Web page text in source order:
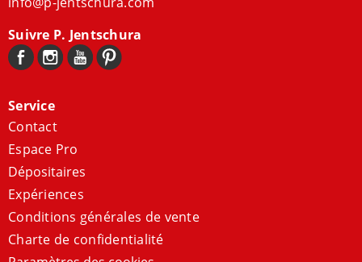
Suivre P. Jentschura
Service
Contact
Espace Pro
Dépositaires
Expériences
Conditions générales de vente
Charte de confidentialité